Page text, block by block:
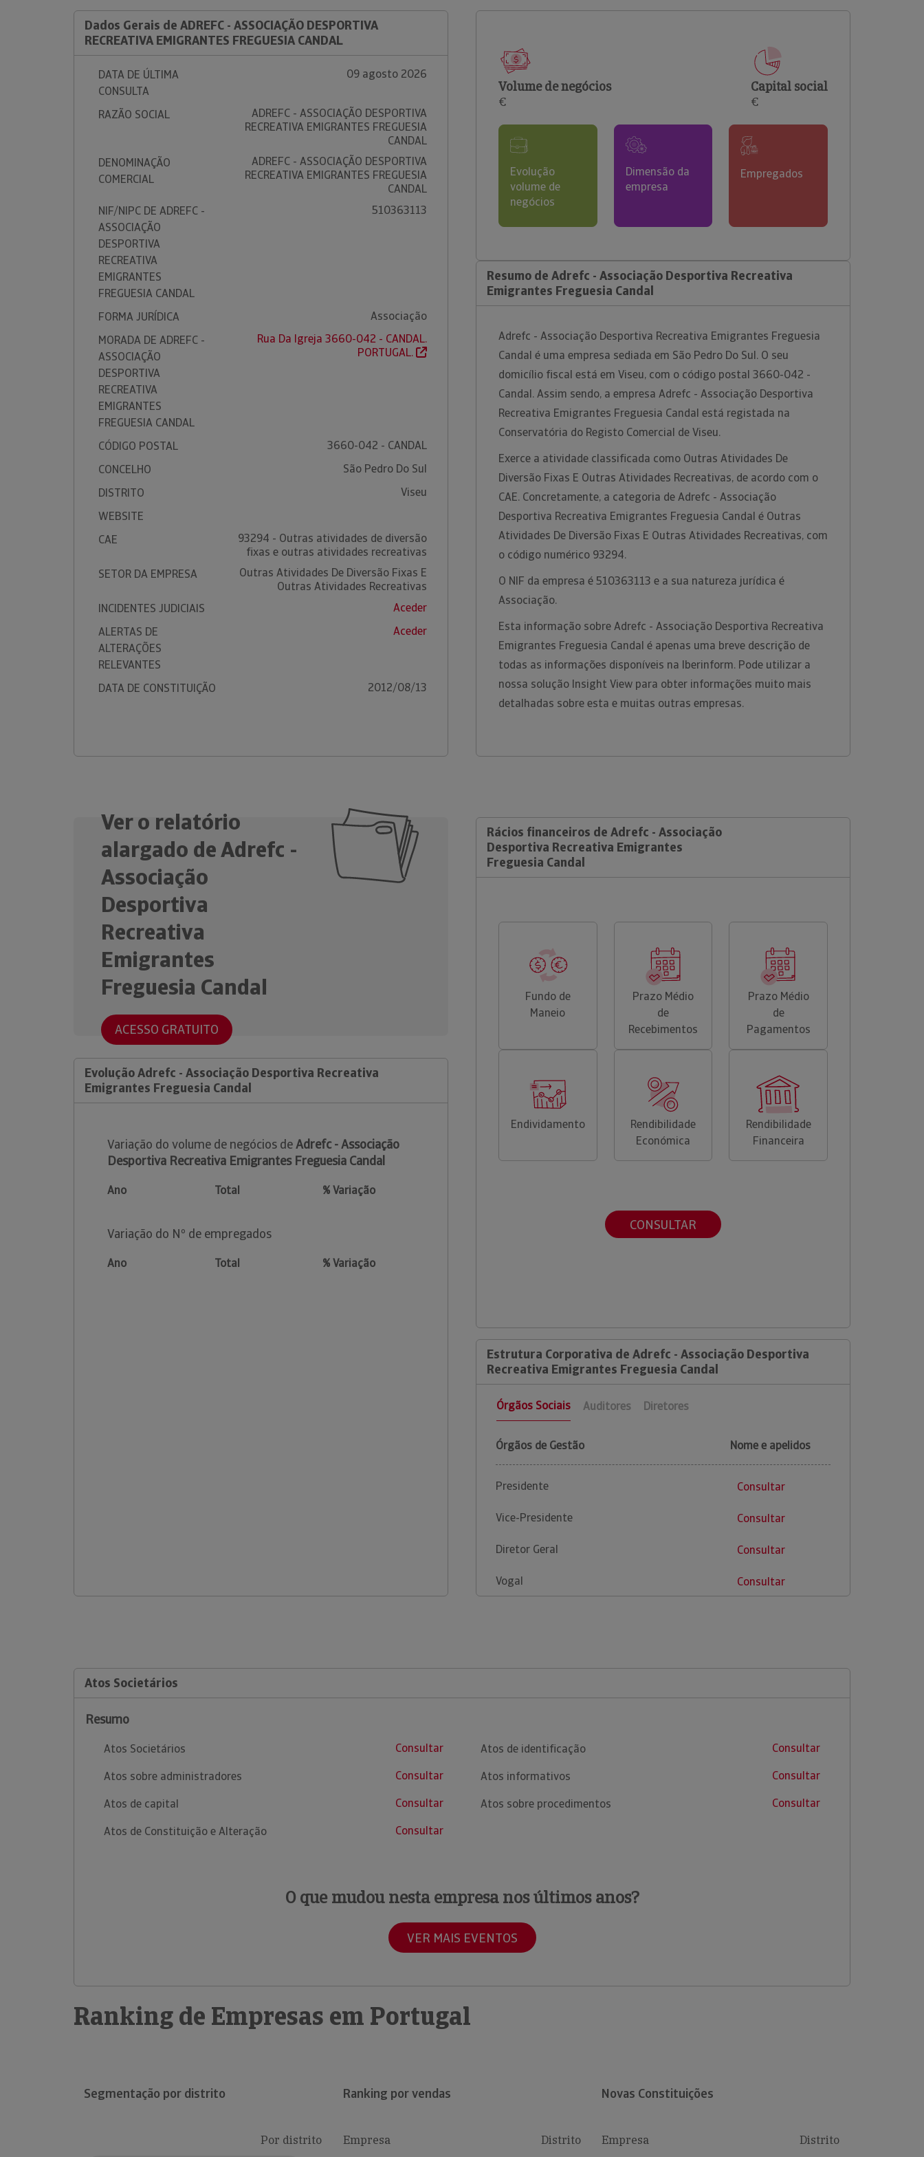
comerciais e analisar o risco de incumprimento dos
Dados Gerais de ADREFC - ASSOCIAÇÃO DESPORTIVA
RECREATIVA EMIGRANTES FREGUESIA CANDAL
DATA DE ÚLTIMA
CONSULTA
09 agosto 2026
RAZÃO SOCIAL
ADREFC - ASSOCIAÇÃO DESPORTIVA
RECREATIVA EMIGRANTES FREGUESIA
CANDAL
DENOMINAÇÃO
COMERCIAL
ADREFC - ASSOCIAÇÃO DESPORTIVA
RECREATIVA EMIGRANTES FREGUESIA
CANDAL
NIF/NIPC DE ADREFC -
ASSOCIAÇÃO
DESPORTIVA
RECREATIVA
EMIGRANTES
FREGUESIA CANDAL
510363113
FORMA JURÍDICA
Associação
MORADA DE ADREFC -
ASSOCIAÇÃO
DESPORTIVA
RECREATIVA
EMIGRANTES
FREGUESIA CANDAL
Rua Da Igreja 3660-042 - CANDAL.
PORTUGAL.
CÓDIGO POSTAL
3660-042 - CANDAL
CONCELHO
São Pedro Do Sul
DISTRITO
Viseu
WEBSITE
CAE
93294 - Outras atividades de diversão
fixas e outras atividades recreativas
SETOR DA EMPRESA
Outras Atividades De Diversão Fixas E
Outras Atividades Recreativas
INCIDENTES JUDICIAIS
Aceder
ALERTAS DE
ALTERAÇÕES
RELEVANTES
Aceder
DATA DE CONSTITUIÇÃO 2012/08/13
Volume de negócios
€
Capital social
€
Evolução
volume de
negócios
Dimensão da
empresa
Empregados
Resumo de Adrefc - Associação Desportiva Recreativa
Emigrantes Freguesia Candal
Adrefc - Associação Desportiva Recreativa Emigrantes Freguesia
Candal é uma empresa sediada em São Pedro Do Sul. O seu
domicílio fiscal está em Viseu, com o código postal 3660-042 -
Candal. Assim sendo, a empresa Adrefc - Associação Desportiva
Recreativa Emigrantes Freguesia Candal está registada na
Conservatória do Registo Comercial de Viseu.
Exerce a atividade classificada como Outras Atividades De
Diversão Fixas E Outras Atividades Recreativas, de acordo com o
CAE. Concretamente, a categoria de Adrefc - Associação
Desportiva Recreativa Emigrantes Freguesia Candal é Outras
Atividades De Diversão Fixas E Outras Atividades Recreativas, com
o código numérico 93294.
O NIF da empresa é 510363113 e a sua natureza jurídica é
Associação.
Esta informação sobre Adrefc - Associação Desportiva Recreativa
Emigrantes Freguesia Candal é apenas uma breve descrição de
todas as informações disponíveis na Iberinform. Pode utilizar a
nossa solução Insight View para obter informações muito mais
detalhadas sobre esta e muitas outras empresas.
Ver o relatório
alargado de Adrefc -
Associação
Desportiva
Recreativa
Emigrantes
Freguesia Candal
ACESSO GRATUITO
Evolução Adrefc - Associação Desportiva Recreativa
Emigrantes Freguesia Candal
Variação do volume de negócios deAdrefc - Associação
Desportiva Recreativa Emigrantes Freguesia Candal
Ano Total % Variação
Variação do Nº de empregados
Ano Total % Variação
Rácios financeiros de Adrefc - Associação
Desportiva Recreativa Emigrantes
Freguesia Candal
Fundo de
Maneio
Prazo Médio
de
Recebimentos
Prazo Médio
de
Pagamentos
Endividamento
Rendibilidade
Económica
Rendibilidade
Financeira
CONSULTAR
Estrutura Corporativa de Adrefc - Associação Desportiva
Recreativa Emigrantes Freguesia Candal
Órgãos Sociais Auditores Diretores
Órgãos de Gestão Nome e apelidos
Presidente Consultar
Vice-Presidente Consultar
Diretor Geral Consultar
Vogal Consultar
Atos Societários
Resumo
Atos Societários
Consultar
Atos sobre administradores
Consultar
Atos de capital
Consultar
Atos de Constituição e Alteração
Consultar
Atos de identificação
Consultar
Atos informativos
Consultar
Atos sobre procedimentos
Consultar
O que mudou nesta empresa nos últimos anos?
VER MAIS EVENTOS
Ranking de Empresas em Portugal
Segmentação por distrito
Por distrito
Ranking por vendas
Empresa Distrito
Novas Constituições
Empresa Distrito